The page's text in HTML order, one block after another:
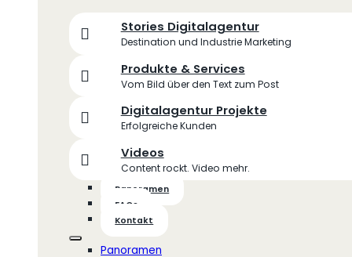
Stories Digitalagentur
Destination und Industrie Marketing
Produkte & Services
Vom Bild über den Text zum Post
Digitalagentur Projekte
Erfolgreiche Kunden
Videos
Content rockt. Video mehr.
Panoramen
FAQs
Kontakt
Panoramen